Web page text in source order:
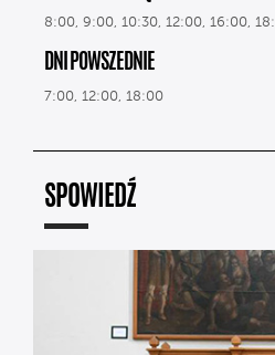
8:00, 9:00, 10:30, 12:00, 16:00,
DNI POWSZEDNIE
7:00, 12:00, 18:00
SPOWIEDŹ